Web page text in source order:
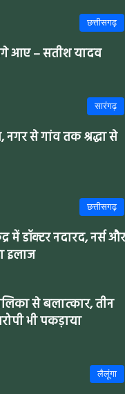
छत्तीसगढ़
आए – सतीश यादव
सारंगढ़
से गांव तक श्रद्धा से
छत्तीसगढ़
में डॉक्टर नदारद, नर्स और
इलाज
से बलात्कार, तीन
भी पकड़ाया
लैलूंगा